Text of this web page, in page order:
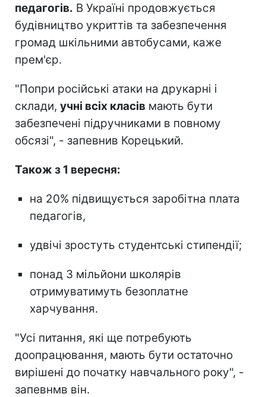
педагогів. В Україні продовжується
будівництво укриттів та забезпечення
громад шкільними автобусами, каже
прем'єр.
"Попри російські атаки на друкарні і
склади, учні всіх класів мають бути
забезпечені підручниками в повному
обсязі", - запевнив Корецький.
Також з 1 вересня:
на 20% підвищується заробітна плата
педагогів,
удвічі зростуть студентські стипендії;
понад 3 мільйони школярів
отримуватимуть безоплатне
харчування.
"Усі питання, які ще потребують
доопрацювання, мають бути остаточно
вирішені до початку навчального року", -
запевнмв він.